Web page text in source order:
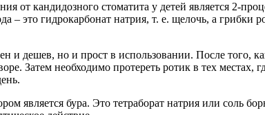
от кандидозного стоматита у детей является 2-
– это гидрокарбонат натрия, т. е. щелочь, а грибки
и дешев, но и прост в использовании. После того,
Затем необходимо протереть ротик в тех
является бура. Это тетраборат натрия или соль